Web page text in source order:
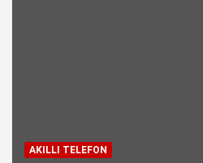
AKILLI TELEFON